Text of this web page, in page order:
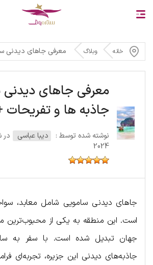
خانه وبلاگ معرفی جاهای دیدنی سامویی –
معرفی جاهای
جاذبه ها و
نوشته شده توسط : دیبا عباسی
2024
جاهای دیدنی سامویی شامل معابد،
است. این منطقه به یکی از محبوب‌ترین
جهان تبدیل شده است. با سفر به
جاذبه‌های دیدنی این جزیره، تجربه‌ای